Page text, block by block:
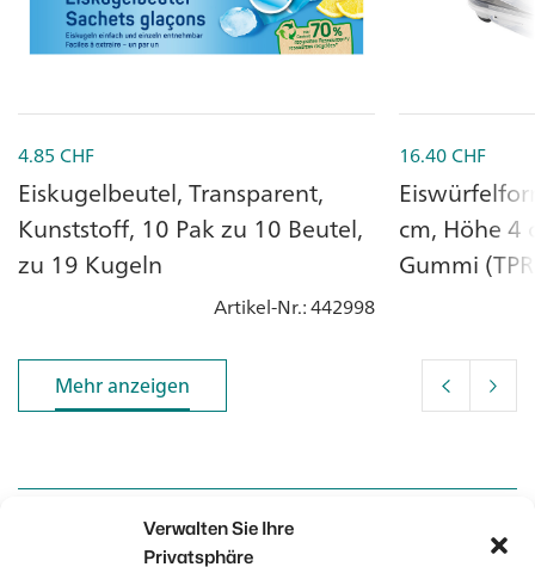
Verwalten Sie Ihre
Privatsphäre
4.85 CHF
Eiskugelbeutel, Transparent,
Kunststoff, 10 Pak zu 10 Beutel,
zu 19 Kugeln
Artikel-Nr.: 442998
16.40CHF
cm, Höhe 4
Gummi
Mehr anzeigen
Mehr anzeigen
Kontakt
Kontakt